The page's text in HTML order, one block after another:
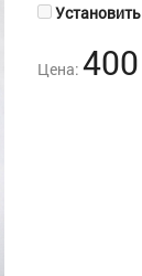
Цена: